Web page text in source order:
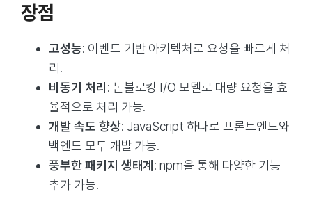
장점
고성능: 이벤트 기반 아키텍처로 요청을 빠르게 처
리.
비동기 처리 : 논블로킹 I/O 모델로 대량 요청을 효
율적으로 처리 가능.
개발 속도 향상: JavaScript 하나로 프론트엔드와
백엔드 모두 개발 가능.
풍부한 패키지 생태계 : npm을 통해 다양한 기능
추가 가능.